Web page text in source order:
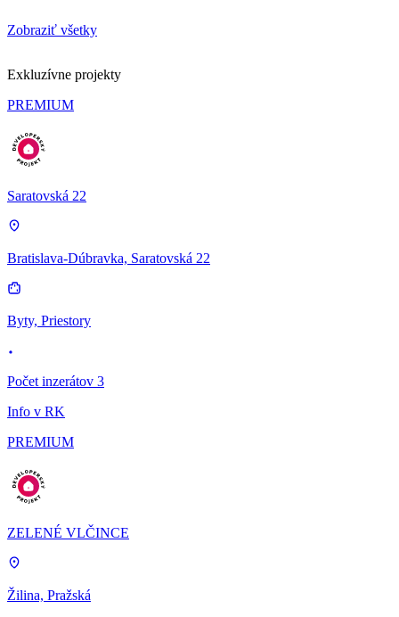
Zobraziť všetky
Exkluzívne projekty
PREMIUM
Saratovská 22
Bratislava-Dúbravka, Saratovská 22
Byty, Priestory
Počet inzerátov 3
Info v RK
PREMIUM
ZELENÉ VLČINCE
Žilina, Pražská